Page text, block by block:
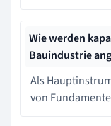
Wie werden
Bauindustrie
Als
von